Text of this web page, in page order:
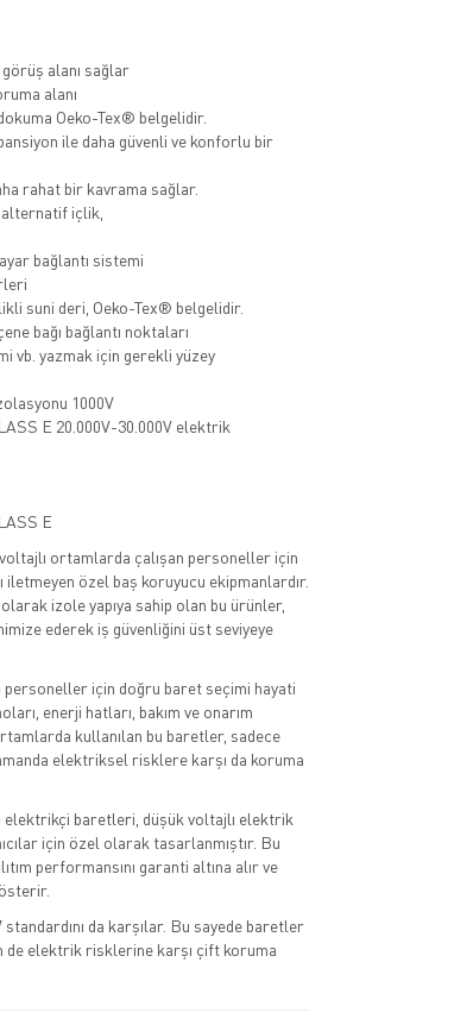
alanı sağlar
alanı
Oeko-Tex® belgelidir.
ile daha güvenli ve konforlu bir
rahat bir kavrama sağlar.
alternatif içlik,
bağlantı sistemi
suni deri, Oeko-Tex® belgelidir.
bağı bağlantı noktaları
vb. yazmak için gerekli yüzey
1000V
E 20.000V-30.000V elektrik
E
ortamlarda çalışan personeller için
iletmeyen özel baş koruyucu ekipmanlardır.
izole yapıya sahip olan bu ürünler,
ederek iş güvenliğini üst seviyeye
için doğru baret seçimi hayati
enerji hatları, bakım ve onarım
kullanılan bu baretler, sadece
elektriksel risklere karşı da koruma
elektrikçi baretleri, düşük voltajlı elektrik
için özel olarak tasarlanmıştır. Bu
performansını garanti altına alır ve
da karşılar. Bu sayede baretler
de elektrik risklerine karşı çift koruma